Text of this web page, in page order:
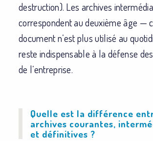
destruction). Les archives
correspondent au deuxième âge —
document n’est plus utilisé au
reste indispensable à la défense
de l’entreprise.
Quelle est la différence
archives courantes,
et définitives ?